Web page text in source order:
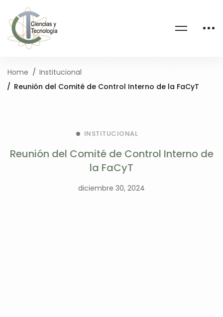
Home
Institucional
Reunión del Comité de Control Interno de la FaCyT
INSTITUCIONAL
Reunión del Comité de Control Interno de
la FaCyT
diciembre 30, 2024